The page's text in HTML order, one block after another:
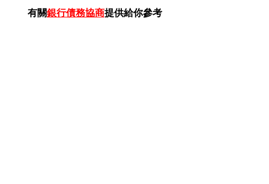
有關銀行債務協商提供給你參考